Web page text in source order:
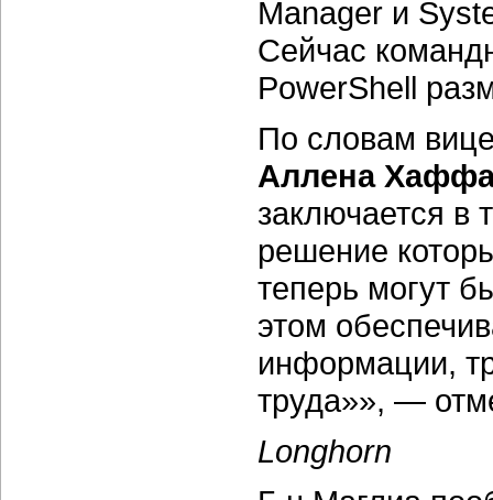
Manager и
Сейчас
PowerShell
По словам
Аллена
заключается в
решение
теперь могут
этом
информации,
труда»», —
Longhorn